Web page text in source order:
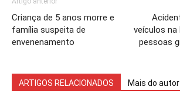
Criança de 5 anos morre e
família suspeita de
envenenamento
veículos na
pessoas
ARTIGOS RELACIONADOS Mais do autor